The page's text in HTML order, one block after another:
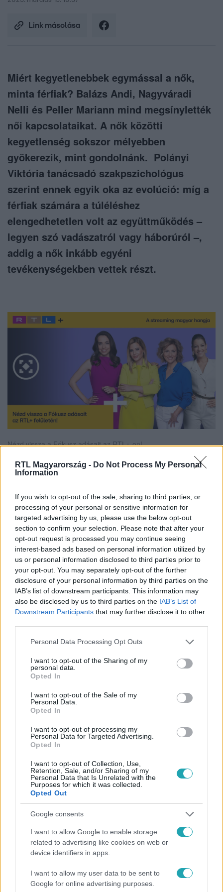
RTL Magyarország - Do Not Process My Personal
Information
If you wish to opt-out of the sale, sharing to third parties, or
processing of your personal or sensitive information for
targeted advertising by us, please use the below opt-out
section to confirm your selection. Please note that after your
opt-out request is processed you may continue seeing
interest-based ads based on personal information utilized by
us or personal information disclosed to third parties prior to
your opt-out. You may separately opt-out of the further
disclosure of your personal information by third parties on the
IAB’s list of downstream participants. This information may
also be disclosed by us to third parties on the IAB’s List of
Downstream Participants that may further disclose it to other
Please note that this website/app uses one or more Google
not limited to your visit or usage behaviour. You may click to
grant or deny consent to Google and its third-party tags to
use your data for below specified purposes in below Google
consent section.
Personal Data Processing Opt Outs
I want to opt-out of the Sharing of my
personal data.
Opted In
I want to opt-out of the Sale of my
Personal Data.
Opted In
I want to opt-out of processing my
Personal Data for Targeted Advertising.
Opted In
I want to opt-out of Collection, Use,
Retention, Sale, and/or Sharing of my
Personal Data that Is Unrelated with the
Purposes for which it was collected.
Opted Out
Google consents
I want to allow Google to enable storage
related to advertising like cookies on web or
device identifiers in apps.
I want to allow my user data to be sent to
Google for online advertising purposes.
Link másolása
Miért kegyetlenebbek egymással a nők,
minta férfiak? Balázs Andi, Nagyváradi
Nelli és Peller Mariann mind megsínylették
női kapcsolataikat. A nők közötti
kegyetlenség sokszor mélyebben
gyökerezik, mint gondolnánk. Polányi
Viktória tanácsadó szakpszichológus
szerint ennek egyik oka az evolúció: míg a
férfiak számára a túléléshez
elengedhetetlen volt az együttműködés –
legyen szó vadászatról vagy háborúról –,
addig a nők inkább egyéni
tevékenységekben vettek részt.
Nézd vissza a Fókusz adásait az RTL+-on!
legyen a Google-találatokban!
Kövess minket, és értesülj a friss hírekről a
Facebookon is!
Követem
FÓKUSZ #PELLER MARIANN #VIDEÓ
ADÁSRÉSZLETEK
POLÁNYI VIKTÓRIA #NŐK #BALÁZS ANDI
NAGYVÁRADI NELLI
Népszerű